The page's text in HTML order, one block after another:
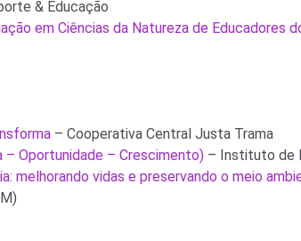
& Educação
em Ciências da Natureza de Educadores
– Cooperativa Central Justa Trama
– Oportunidade – Crescimento) – Instituto de
melhorando vidas e preservando o meio